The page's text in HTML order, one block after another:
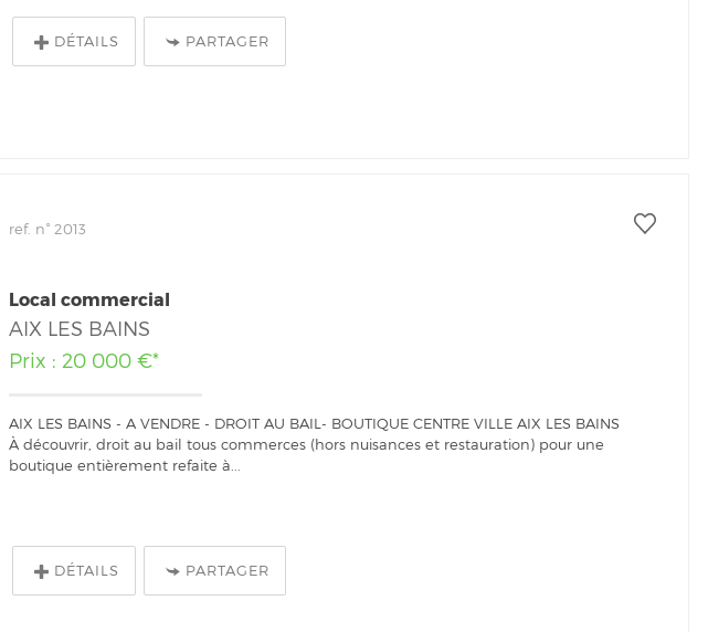
DÉTAILS PARTAGER
ref. n° 2013
Local commercial
AIX LES BAINS
Prix : 20 000 €*
AIX LES BAINS - A VENDRE - DROIT AU BAIL- BOUTIQUE CENTRE VILLE AIX LES BAINS
À découvrir, droit au bail tous commerces (hors nuisances et restauration) pour une
boutique entièrement refaite à...
DÉTAILS PARTAGER